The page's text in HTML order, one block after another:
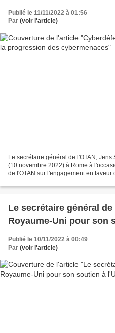
Publié le 11/11/2022 à 01:56
Par (voir l'article)
Le secrétaire général de l'OTAN,
(10 novembre 2022) à Rome à
de l'OTAN sur l'engagement en faveur
Le secrétaire général
Royaume-Uni pour son
Publié le 10/11/2022 à 00:49
Par (voir l'article)